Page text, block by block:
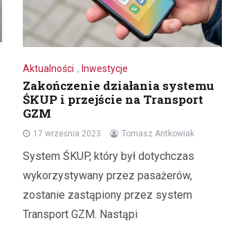
Aktualności , Inwestycje
Zakończenie działania systemu
ŚKUP i przejście na Transport
GZM
17 września 2023 Tomasz Antkowiak
System ŚKUP, który był dotychczas
wykorzystywany przez pasażerów,
zostanie zastąpiony przez system
Transport GZM. Nastąpi